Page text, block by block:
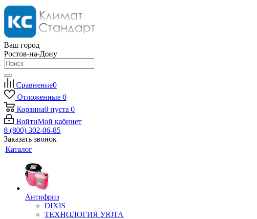
Ваш город
Ростов-на-Дону
Сравнение0
Отложенные 0
Корзина0 пуста 0
ВойтиМой кабинет
8 (800) 302-06-85
Заказать звонок
Каталог
Антифриз
DIXIS
ТЕХНОЛОГИЯ УЮТА